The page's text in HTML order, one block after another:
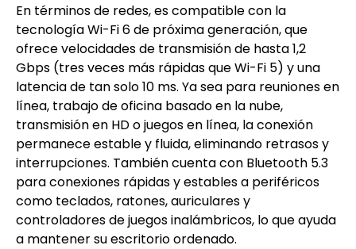
En términos de redes, es compatible con la
tecnología Wi-Fi 6 de próxima generación, que
ofrece velocidades de transmisión de hasta 1,2
Gbps (tres veces más rápidas que Wi-Fi 5) y una
latencia de tan solo 10 ms. Ya sea para reuniones en
línea, trabajo de oficina basado en la nube,
transmisión en HD o juegos en línea, la conexión
permanece estable y fluida, eliminando retrasos y
interrupciones. También cuenta con Bluetooth 5.3
para conexiones rápidas y estables a periféricos
como teclados, ratones, auriculares y
controladores de juegos inalámbricos, lo que ayuda
a mantener su escritorio ordenado.